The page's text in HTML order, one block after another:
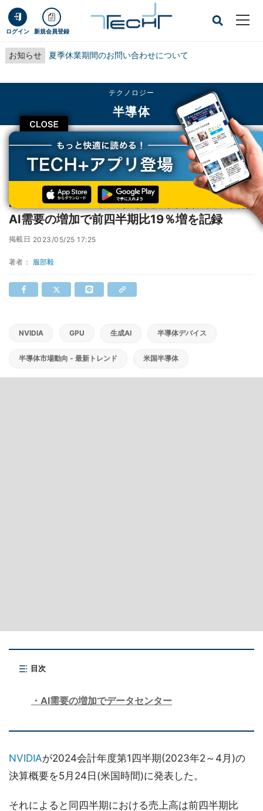
ログイン 新規会員登録
お知らせ 夏季休業期間のお問い合わせについて
CLOSE
テクノロジー
半導体
TECH+ テクノロジー
半導体
NVIDIAの2024年度第1四半期業績、売上高はAI需要の増加で前四半期比19％増
NVIDIAの2024年度第1四半期業績、売上高は
AI需要の増加で前四半期比19％増を記録
掲載日 2023/05/25 17:25
著者： 服部毅
NVIDIA GPU 生成AI 半導体デバイス
半導体市場動向 - 最新トレンド 米国半導体
目次
AI需要の増加でデータセンター
NVIDIAが2024会計年度第1四半期(2023年2～4月)の
決算概要を5月24日(米国時間)に発表した。
それによると同四半期における売上高は前四半期比